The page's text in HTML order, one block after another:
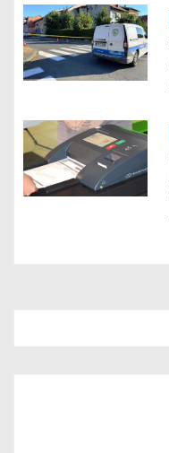
i
o